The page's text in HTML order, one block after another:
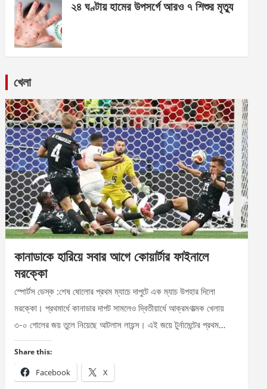
২৪ ঘণ্টায় হামের উপসর্গে আরও ৭ শিশুর মৃত্যু
খেলা
কানাডাকে হারিয়ে সবার আগে কোয়ার্টার ফাইনালে
মরক্কো
স্পোর্টস ডেস্ক :শেষ ষোলোর প্রথম ম্যাচে দাপুটে এক ম্যাচ উপহার দিলো
মরক্কো। প্রথমার্ধে কানাডার দাপট সামলেও দ্বিতীয়ার্ধে আক্রমণাত্মক খেলায়
৩-০ গোলের জয় তুলে নিয়েছে আটলাস লায়ন্স। এই জয়ে টুর্নামেন্টের প্রথম…
Share this:
Facebook X